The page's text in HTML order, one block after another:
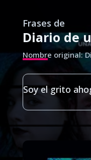
Frases de
Diario de
Nombre original:
Soy el grito